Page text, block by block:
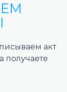
акт
получаете